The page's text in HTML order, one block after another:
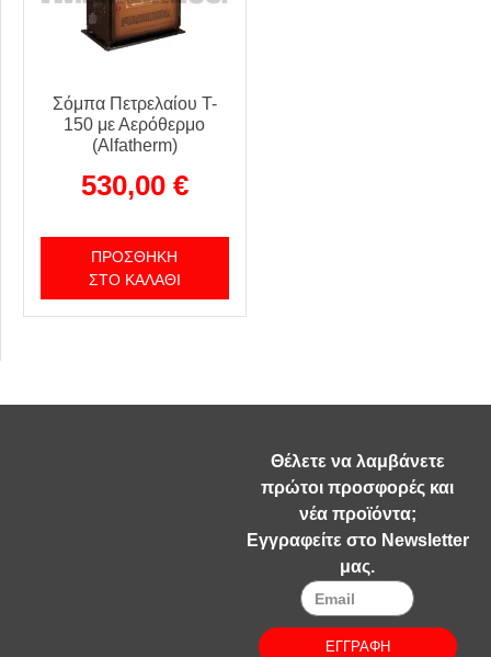
Σόμπα Πετρελαίου T-
150 με Αερόθερμο
(Alfatherm)
530,00 €
ΠΡΟΣΘΉΚΗ
ΣΤΟ ΚΑΛΆΘΙ
Θέλετε να λαμβάνετε
πρώτοι προσφορές και
νέα προϊόντα;
Εγγραφείτε στο Newsletter
μας.
ΕΓΓΡΑΦΗ